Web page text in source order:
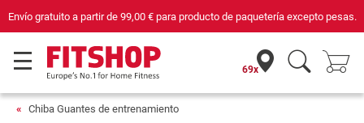
Envío gratuito a partir de99,00 €para producto de paquetería excepto pesas.
69x
Chiba Guantes de entrenamiento